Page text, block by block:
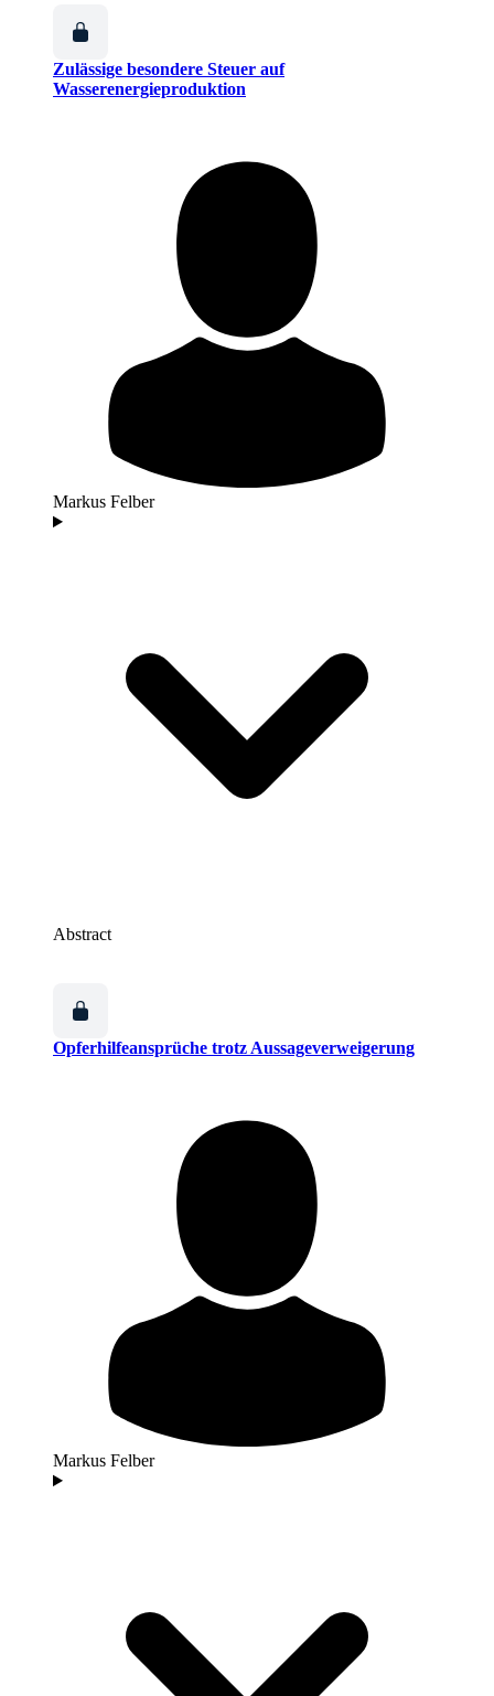
Zulässige besondere Steuer auf
Wasserenergieproduktion
Markus Felber
Abstract
Opferhilfeansprüche trotz Aussageverweigerung
Markus Felber